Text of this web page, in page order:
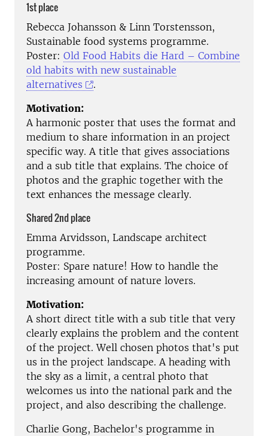
1st place
Rebecca Johansson & Linn Torstensson,
Sustainable food systems programme.
Poster: Old Food Habits die Hard – Combine
old habits with new sustainable
alternatives
.
Motivation:
A harmonic poster that uses the format and
medium to share information in an project
specific way. A title that gives associations
and a sub title that explains. The choice of
photos and the graphic together with the
text enhances the message clearly.
Shared 2nd place
Emma Arvidsson, Landscape architect
programme.
Poster: Spare nature! How to handle the
increasing amount of nature lovers.
Motivation:
A short direct title with a sub title that very
clearly explains the problem and the content
of the project. Well chosen photos that's put
us in the project landscape. A heading with
the sky as a limit, a central photo that
welcomes us into the national park and the
project, and also describing the challenge.
Charlie Gong, Bachelor's programme in